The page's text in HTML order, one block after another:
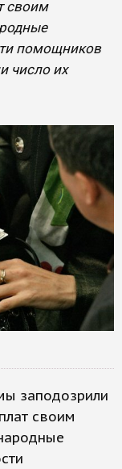
своим
помощников
число их
заподозрили
своим